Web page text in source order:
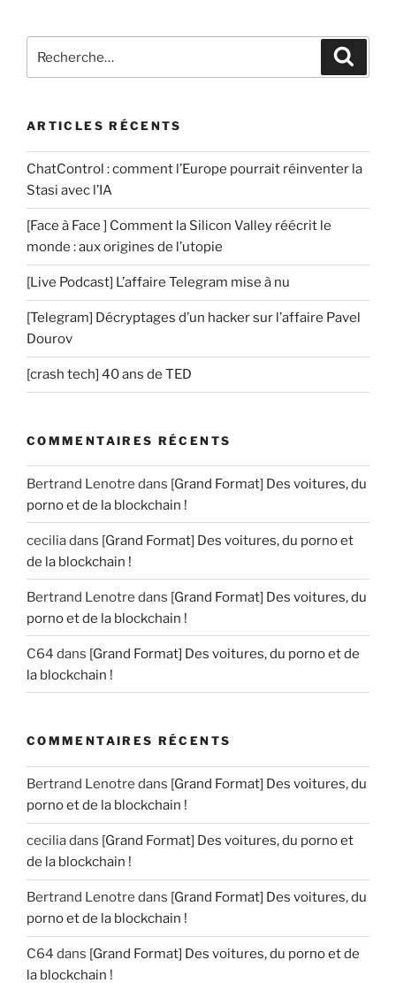
i
e
pour
ARTICLES RÉCENTS
ChatControl : comment l’Europe pourrait réinventer la
Stasi avec l’IA
[Face à Face ] Comment la Silicon Valley réécrit le
monde : aux origines de l’utopie
[Live Podcast] L’affaire Telegram mise à nu
[Telegram] Décryptages d’un hacker sur l’affaire Pavel
Dourov
[crash tech] 40 ans de TED
COMMENTAIRES RÉCENTS
Bertrand Lenotre dans [Grand Format] Des voitures, du
porno et de la blockchain !
ceciliadans [Grand Format] Des voitures, du porno et
de la blockchain !
Bertrand Lenotre dans [Grand Format] Des voitures, du
porno et de la blockchain !
C64 dans [Grand Format] Des voitures, du porno et de
la blockchain !
COMMENTAIRES RÉCENTS
Bertrand Lenotre dans [Grand Format] Des voitures, du
porno et de la blockchain !
ceciliadans [Grand Format] Des voitures, du porno et
de la blockchain !
Bertrand Lenotre dans [Grand Format] Des voitures, du
porno et de la blockchain !
C64 dans [Grand Format] Des voitures, du porno et de
la blockchain !